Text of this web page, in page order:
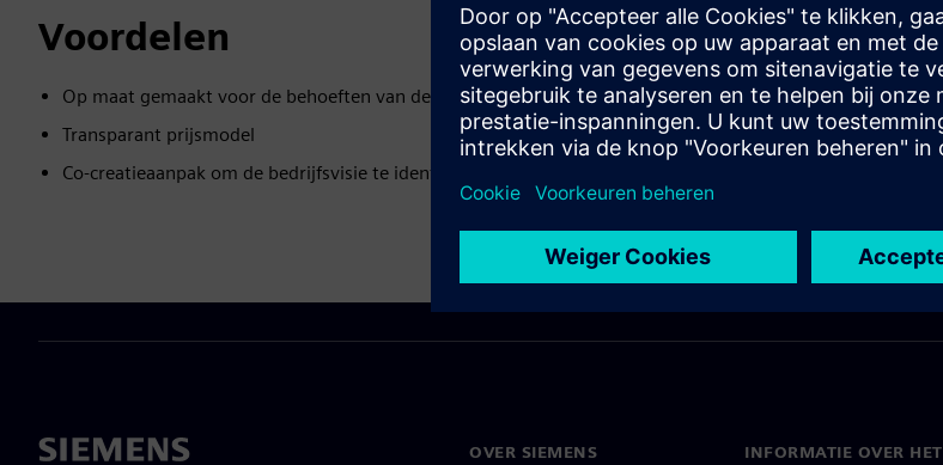
Voordelen
Op maat gemaakt voor de behoeften van de klant
Transparant prijsmodel
Co-creatieaanpak om de bedrijfsvisie te identificeren en te valideren als basis voor de productie
OVER SIEMENS INFORMATIE OVER HET